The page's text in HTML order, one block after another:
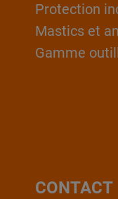
Protection
Mastics et
Gamme
CONTACT